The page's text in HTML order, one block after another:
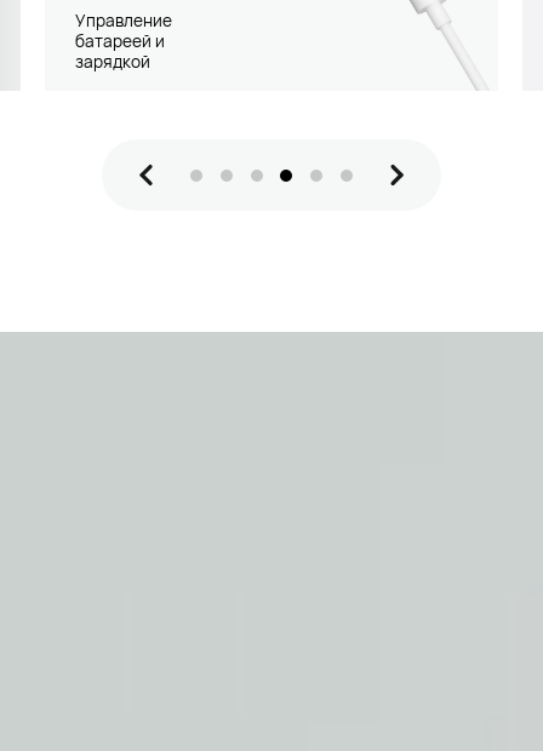
Управление
батареей и
зарядкой